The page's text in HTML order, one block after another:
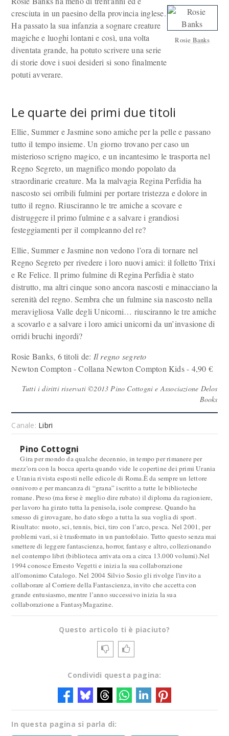
Rosie Banks
cresciuta in un paesino della provincia inglese.
Ha passato la sua infanzia a sognare creature
magiche e luoghi lontani e così, una volta
diventata grande, ha potuto scrivere una serie
di storie dove i suoi desideri si sono finalmente
potuti avverare.
Le quarte dei primi due titoli
Ellie, Summer e Jasmine sono amiche per la pelle e passano
tutto il tempo insieme. Un giorno trovano per caso un
misterioso scrigno magico, e un incantesimo le trasporta nel
Regno Segreto, un magnifico mondo popolato da
straordinarie creature. Ma la malvagia Regina Perfidia ha
nascosto sei orribili fulmini per portare tristezza e dolore in
tutto il regno. Riusciranno le tre amiche a scovare e
distruggere il primo fulmine e a salvare i grandiosi
festeggiamenti per il compleanno del re?
Ellie, Summer e Jasmine non vedono l’ora di tornare nel
Regno Segreto per rivedere i loro nuovi amici: il folletto Trixi
e Re Felice. Il primo fulmine di Regina Perfidia è stato
distrutto, ma altri cinque sono ancora nascosti e minacciano la
serenità del regno. Sembra che un fulmine sia nascosto nella
meravigliosa Valle degli Unicorni… riusciranno le tre amiche
a scovarlo e a salvare i loro amici unicorni da un’invasione di
orridi bruchi ingordi?
Rosie Banks, 6 titoli de: Il regno segreto
Newton Compton - Collana Newton Compton Kids - 4,90 €
Tutti i diritti riservati ©2013 Pino Cottogni e Associazione Delos
Books
Canale: Libri
Pino Cottogni
Gira per mondo da qualche decennio, in tempo per rimanere per
mezz’ora con la bocca aperta quando vide le copertine dei primi Urania
e Urania rivista esposti nelle edicole di Roma.È da sempre un lettore
onnivoro e per mancanza di “grana” iscritto a tutte le biblioteche
romane. Preso (ma forse è meglio dire rubato) il diploma da ragioniere,
per lavoro ha girato tutta la penisola, isole comprese. Quando ha
smesso di girovagare, ho dato sfogo a tutta la sua voglia di sport.
Risultato: nuoto, sci, tennis, bici, tiro con l’arco, pesca. Nel 2001, per
problemi vari, si è trasformato in un pantofolaio. Tutto questo senza mai
smettere di leggere fantascienza, horror, fantasy e altro, collezionando
nel contempo libri (biblioteca arrivata ora a circa 13.000 volumi).Nel
1994 conosce Ernesto Vegetti e inizia la sua collaborazione
all'omonimo Catalogo. Nel 2004 Silvio Sosio gli rivolge l'invito a
collaborare al Corriere della Fantascienza, invito che accetta con
grande entusiasmo, mentre l’anno successivo inizia la sua
collaborazione a FantasyMagazine.
Questo articolo ti è piaciuto?
Condividi questa pagina:
In questa pagina si parla di: